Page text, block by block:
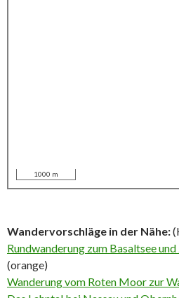
1000 m
Wandervorschläge in der Nähe:
Rundwanderung zum Basaltsee
(orange)
Wanderung vom Roten Moor zur